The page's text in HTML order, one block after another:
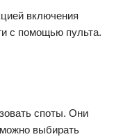
включения
с помощью пульта.
споты. Они
выбирать